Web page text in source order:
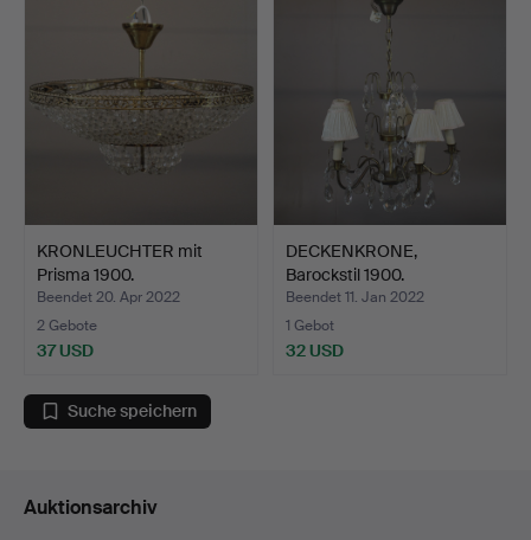
KRONLEUCHTER mit
Prisma 1900.
Beendet 20. Apr 2022
2 Gebote
37 USD
DECKENKRONE,
Barockstil 1900.
Beendet 11. Jan 2022
1 Gebot
32 USD
Suche speichern
Auktionsarchiv